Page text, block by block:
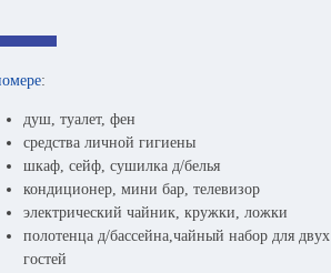
:
душ, туалет, фен
средства личной гигиены
шкаф, сейф, сушилка д/белья
кондиционер, мини бар, телевизор
электрический чайник, кружки, ложки
полотенца д/бассейна,чайный набор для двух
гостей